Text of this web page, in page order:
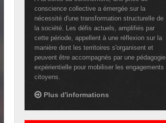
conscience collective a émergée sur la
nécessité d'une transformation structurelle de
la société. Les défis actuels, amplifiés par
cette période, appellent à une réflexion sur la
manière dont les territoires s'organisent et
peuvent être accompagnés par une pédagogie
expérientielle pour mobiliser les engagements
citoyens.
Plus d'informations